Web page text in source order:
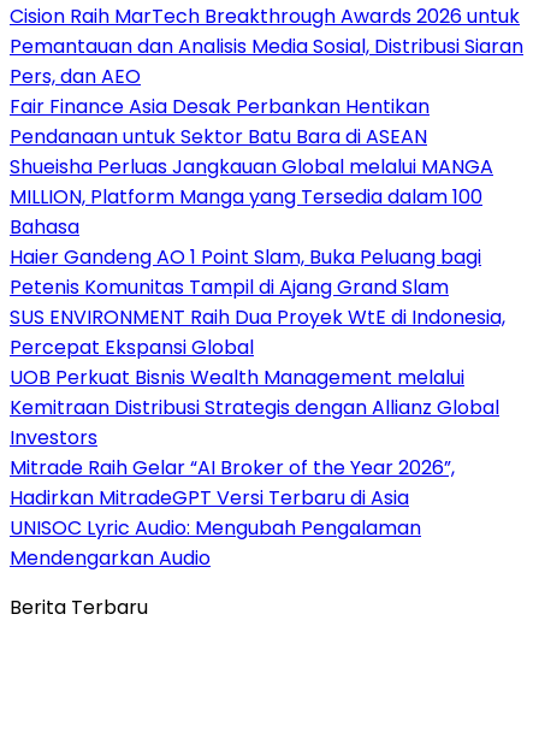
Cision Raih MarTech Breakthrough Awards 2026 untuk
Pemantauan dan Analisis Media Sosial, Distribusi Siaran
Pers, dan AEO
Fair Finance Asia Desak Perbankan Hentikan
Pendanaan untuk Sektor Batu Bara di ASEAN
Shueisha Perluas Jangkauan Global melalui MANGA
MILLION, Platform Manga yang Tersedia dalam 100
Bahasa
Haier Gandeng AO 1 Point Slam, Buka Peluang bagi
Petenis Komunitas Tampil di Ajang Grand Slam
SUS ENVIRONMENT Raih Dua Proyek WtE di Indonesia,
Percepat Ekspansi Global
UOB Perkuat Bisnis Wealth Management melalui
Kemitraan Distribusi Strategis dengan Allianz Global
Investors
Mitrade Raih Gelar “AI Broker of the Year 2026”,
Hadirkan MitradeGPT Versi Terbaru di Asia
UNISOC Lyric Audio: Mengubah Pengalaman
Mendengarkan Audio
Berita Terbaru